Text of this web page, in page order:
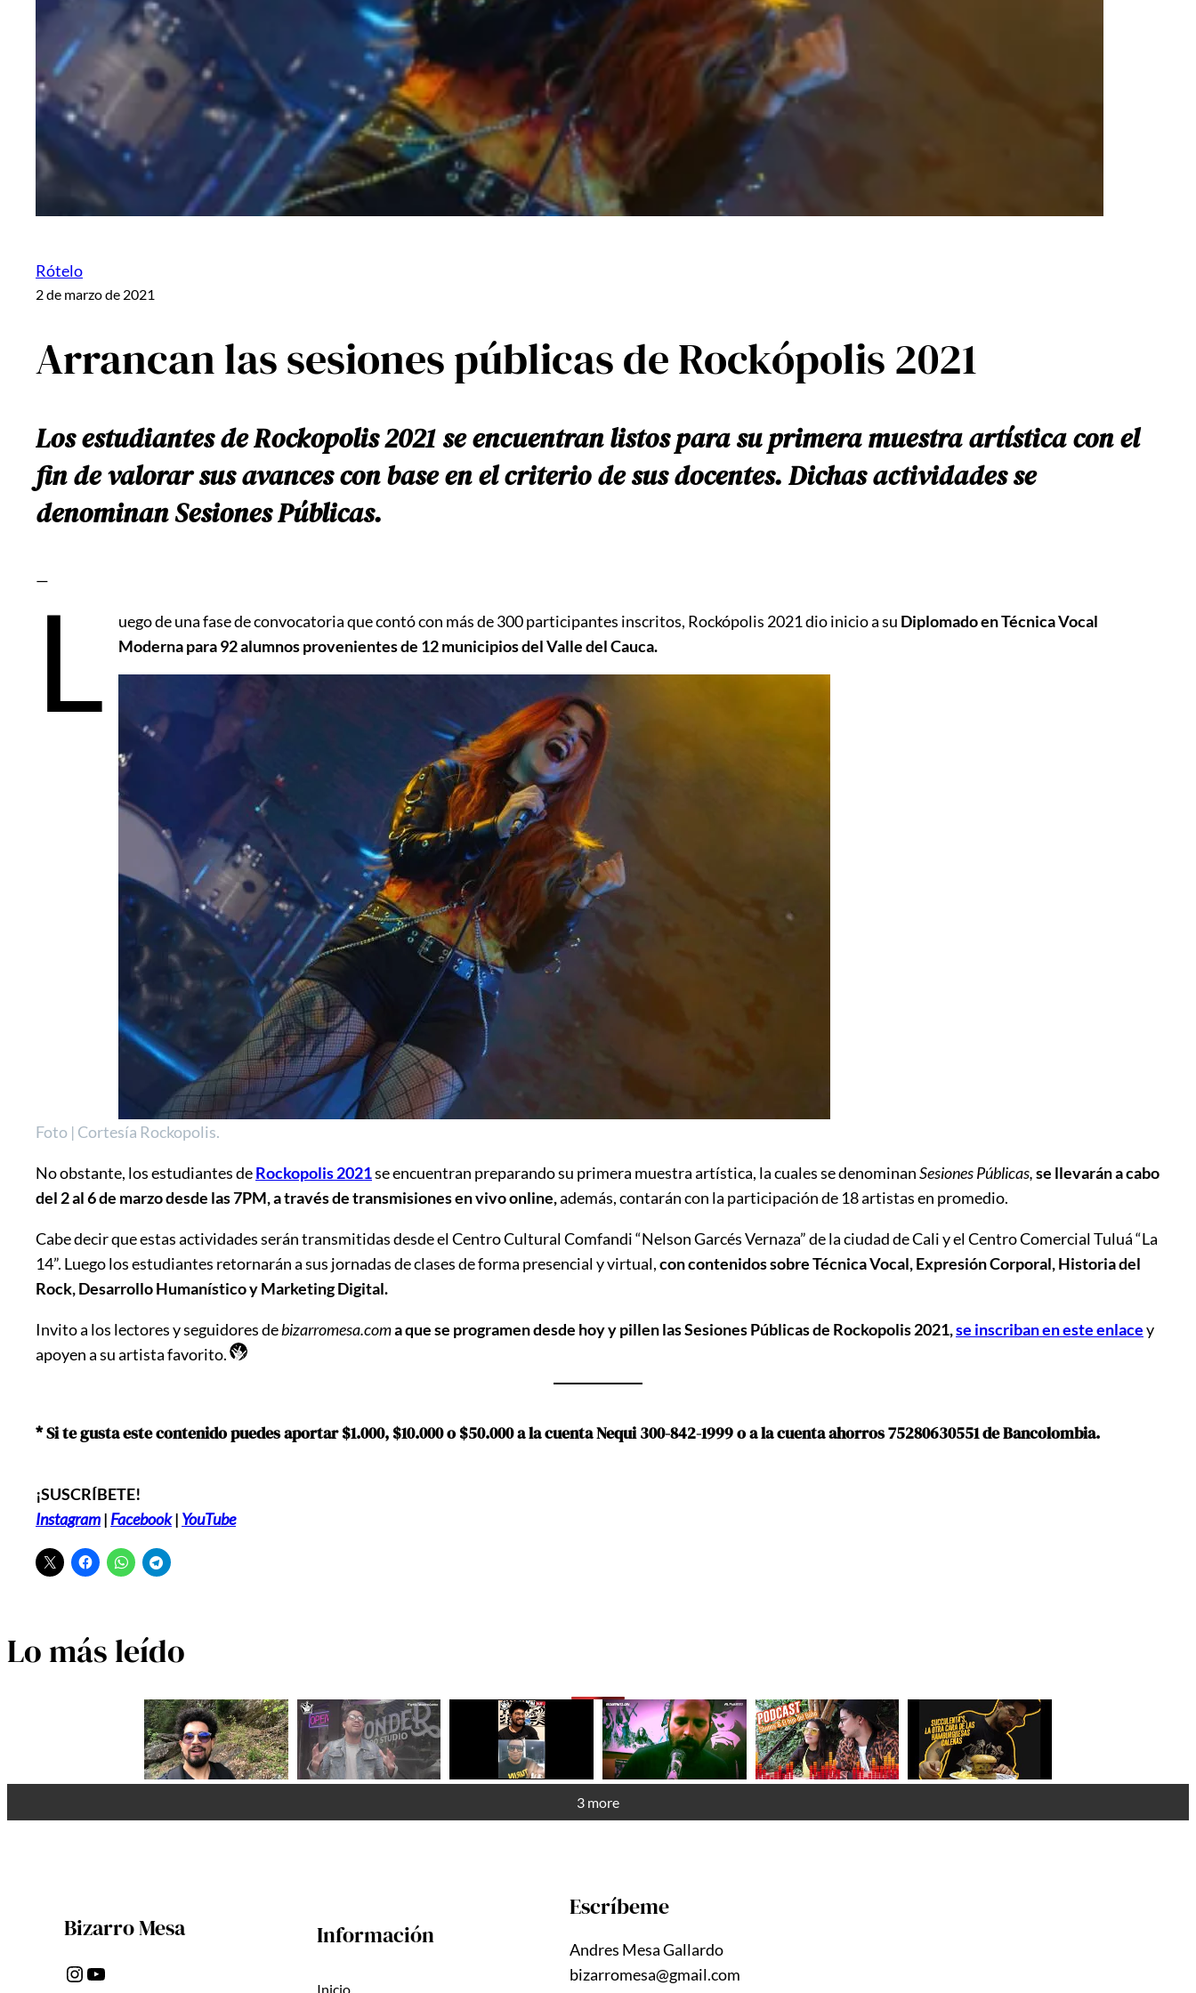
Rótelo
2 de marzo de 2021
Arrancan las sesiones públicas de Rockópolis 2021
Los estudiantes de Rockopolis 2021 se encuentran listos para su primera muestra artística con el
fin de valorar sus avances con base en el criterio de sus docentes. Dichas actividades se
denominan Sesiones Públicas.
—L uego de una fase de convocatoria que contó con más de 300 participantes inscritos, Rockópolis 2021 dio inicio a su Diplomado en Técnica Vocal
Moderna para 92 alumnos provenientes de 12 municipios del Valle del Cauca.
Foto | Cortesía Rockopolis.
No obstante, los estudiantes deRockopolis 2021se encuentran preparando su primera muestra artística, la cuales se denominanSesiones Públicas,se llevarán a cabo
del 2 al 6 de marzo desde las 7PM, a través de transmisiones en vivo online,además, contarán con la participación de 18 artistas en promedio.
Cabe decir que estas actividades serán transmitidas desde el Centro Cultural Comfandi “Nelson Garcés Vernaza” de la ciudad de Cali y el Centro Comercial Tuluá “La
14”. Luego los estudiantes retornarán a sus jornadas de clases de forma presencial y virtual,con contenidos sobre Técnica Vocal, Expresión Corporal, Historia del
Rock, Desarrollo Humanístico y Marketing Digital.
Invito a los lectores y seguidores debizarromesa.coma que se programen desde hoy y pillen las Sesiones Públicas de Rockopolis 2021,se inscriban en este enlacey
apoyen a su artista favorito.
* Si te gusta este contenido puedes aportar $1.000, $10.000 o $50.000 a la cuenta Nequi 300-842-1999 o a la cuenta ahorros 75280630551 de Bancolombia.
¡SUSCRÍBETE!
Instagram| Facebook| YouTube
Lo más leído
3 more
Bizarro Mesa
Instagram YouTube
Información
Inicio
Escríbeme
Andres Mesa Gallardo
bizarromesa@gmail.com